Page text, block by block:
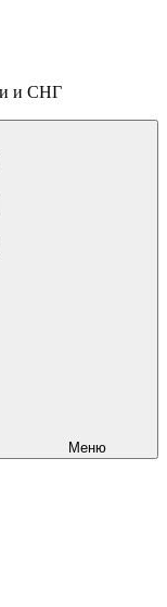
и СНГ
Меню